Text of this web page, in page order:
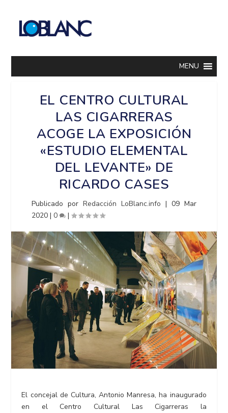
MENU
EL CENTRO CULTURAL
LAS CIGARRERAS
ACOGE LA EXPOSICIÓN
«ESTUDIO ELEMENTAL
DEL LEVANTE» DE
RICARDO CASES
Publicado porRedacción LoBlanc.info | 09 Mar
2020 |0 |
El concejal de Cultura, Antonio Manresa, ha inaugurado
en el Centro Cultural Las Cigarreras la